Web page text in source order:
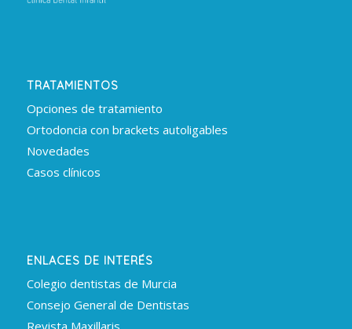
TRATAMIENTOS
Opciones de tratamiento
Ortodoncia con brackets autoligables
Novedades
Casos clínicos
ENLACES DE INTERÉS
Colegio dentistas de Murcia
Consejo General de Dentistas
Revista Maxillaris